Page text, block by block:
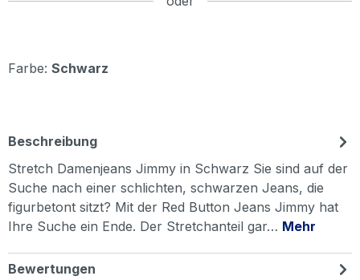
Farbe: Schwarz
Beschreibung
Stretch Damenjeans Jimmy in Schwarz Sie sind auf der
Suche nach einer schlichten, schwarzen Jeans, die
figurbetont sitzt? Mit der Red Button Jeans Jimmy hat
Ihre Suche ein Ende. Der Stretchanteil gar… Mehr
Bewertungen